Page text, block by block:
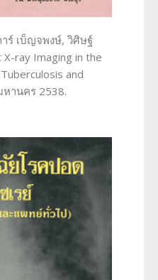
ร์ เบ็ญจพงษ์, วิศิษฐ์
ray Imaging in the
and
หานคร 2538.